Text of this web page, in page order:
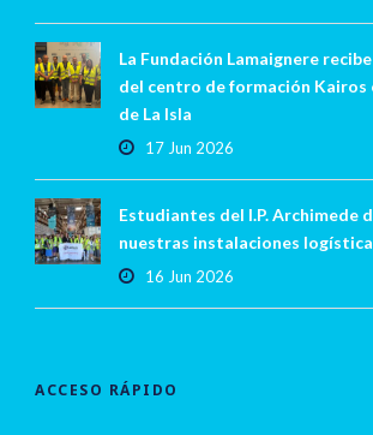
La Fundación Lamaignere
del centro de formación Kairos
de La Isla
17 Jun 2026
Estudiantes del I.P. Archimede
nuestras instalaciones
16 Jun 2026
ACCESO RÁPIDO